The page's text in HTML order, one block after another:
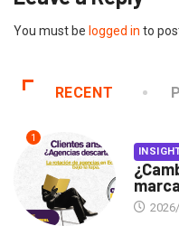
You must be logged in to
RECENT
1